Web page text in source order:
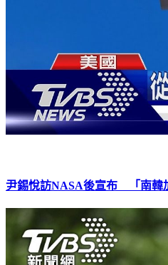
尹錫悅訪NASA後宣布 「南韓